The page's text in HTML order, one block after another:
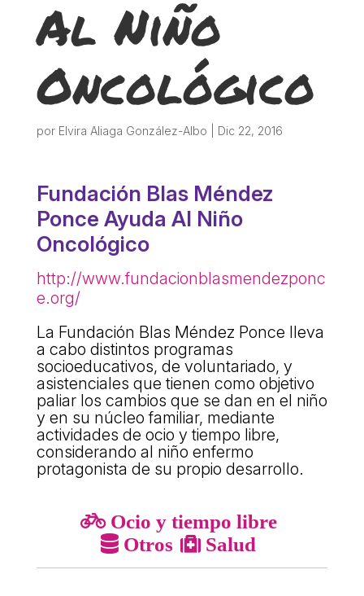
Al Niño
Oncológico
por Elvira Aliaga González-Albo Dic 22, 2016
Fundación Blas Méndez
Ponce Ayuda Al Niño
Oncológico
http://www.fundacionblasmendezponc
e.org/
La Fundación Blas Méndez Ponce lleva
a cabo distintos programas
socioeducativos, de voluntariado, y
asistenciales que tienen como objetivo
paliar los cambios que se dan en el niño
y en su núcleo familiar, mediante
actividades de ocio y tiempo libre,
considerando al niño enfermo
protagonista de su propio desarrollo.
Ocio y tiempo libre
Otros
Salud
ACCIÓ SOCIAL I JOVES
ESPLAIS
SUPORT TERCER SECTOR
CONEIX FUNDESPLAI
La Fundació
L'equip
Missió i valors
Els comptes clars
Memòria d'activitats
ACTUALITAT